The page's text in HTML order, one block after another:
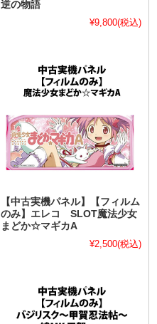
逆の物語
¥9,800(税込)
【中古実機パネル】【フィルム
のみ】エレコ SLOT魔法少女
まどか☆マギカA
¥2,500(税込)